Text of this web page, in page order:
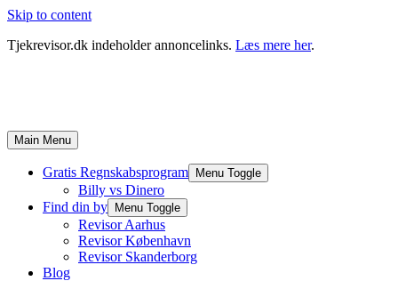
Skip to content
Tjekrevisor.dk indeholder annoncelinks. Læs mere her.
Main Menu
Gratis Regnskabsprogram Menu Toggle
Billy vs Dinero
Find din by
Menu Toggle
Revisor Aarhus
Revisor København
Revisor Skanderborg
Blog